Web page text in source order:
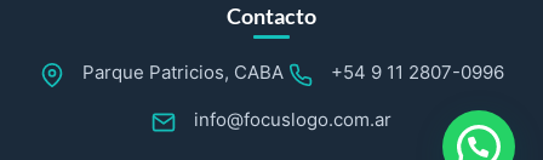
Contacto
Parque Patricios, CABA +54 9 11 2807-0996
info@focuslogo.com.ar